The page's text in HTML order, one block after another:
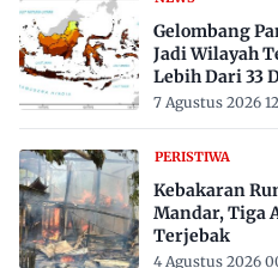
Gelombang
Jadi Wilayah
Lebih Dari 33
7 Agustus 2026
PERISTIWA
Kebakaran
Mandar, Tiga
Terjebak
4 Agustus 2026